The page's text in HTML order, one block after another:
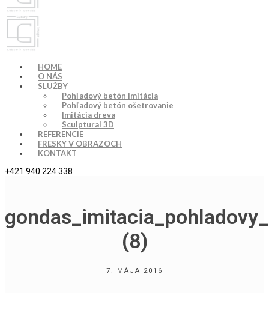
HOME
O NÁS
SLUŽBY
Pohľadový betón imitácia
Pohľadový betón ošetrovanie
Imitácia dreva
Sculptural 3D
REFERENCIE
FRESKY V OBRAZOCH
KONTAKT
+421 940 224 338
(8)
7. MÁJA 2016